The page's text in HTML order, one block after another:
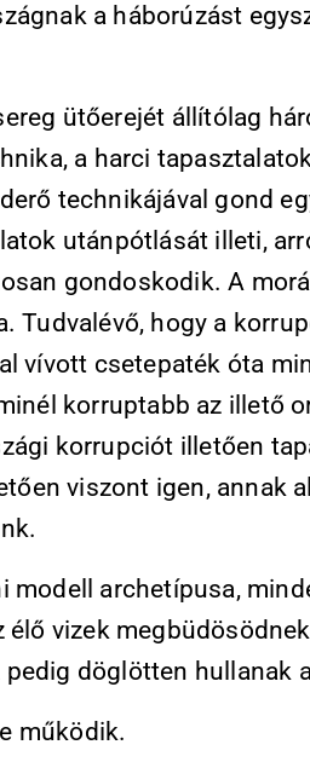
a háborúzást
ütőerejét állítólag
a harci
technikájával gond
utánpótlását illeti,
gondoskodik. A
Tudvalévő, hogy a
vívott csetepaték óta
korruptabb az illető
korrupciót illetően
viszont igen, annak
modell archetípusa,
élő vizek
pedig döglötten hullanak
működik.